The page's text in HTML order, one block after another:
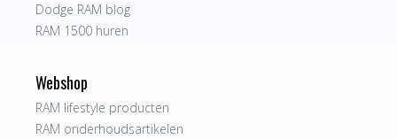
Dodge RAM blog
RAM 1500 huren
Webshop
RAM lifestyle producten
RAM onderhoudsartikelen